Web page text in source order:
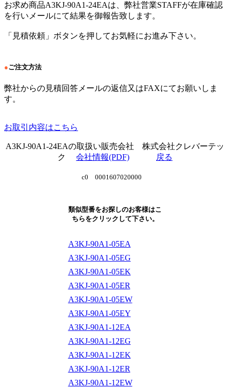
お求め商品A3KJ-90A1-24EAは、弊社営業STAFFが在庫確認
を行いメールにて結果を御報告致します。
「見積依頼」ボタンを押してお気軽にお進み下さい。
●ご注文方法
弊社からの見積回答メールの返信又はFAXにてお願いしま
す。
お取引内容はこちら
A3KJ-90A1-24EAの取扱い販売会社 株式会社クレバーテッ
ク 会社情報(PDF) 戻る
c0 0001607020000
類似型番をお探しのお客様はこ
ちらをクリックして下さい。
A3KJ-90A1-05EA
A3KJ-90A1-05EG
A3KJ-90A1-05EK
A3KJ-90A1-05ER
A3KJ-90A1-05EW
A3KJ-90A1-05EY
A3KJ-90A1-12EA
A3KJ-90A1-12EG
A3KJ-90A1-12EK
A3KJ-90A1-12ER
A3KJ-90A1-12EW